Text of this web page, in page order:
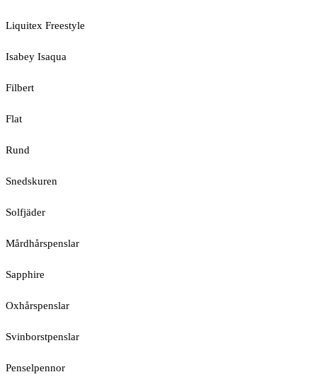
Liquitex Freestyle
Isabey Isaqua
Filbert
Flat
Rund
Snedskuren
Solfjäder
Mårdhårspenslar
Sapphire
Oxhårspenslar
Svinborstpenslar
Penselpennor